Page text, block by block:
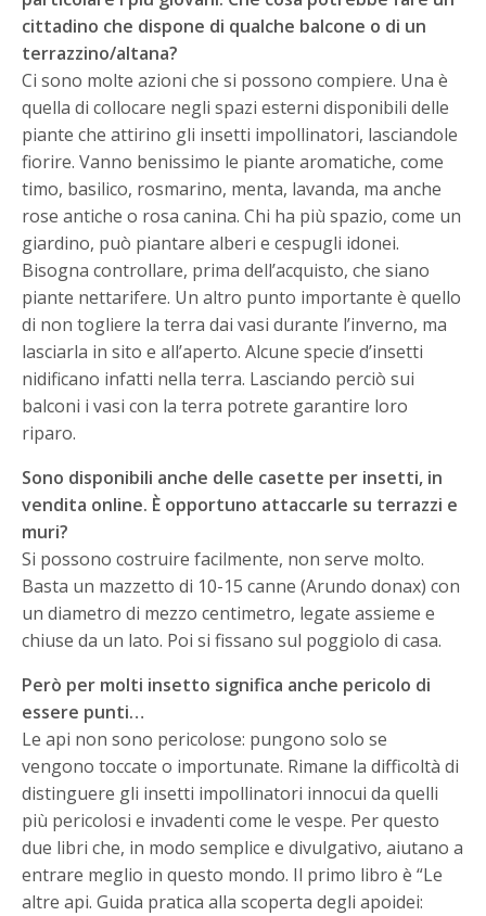
cittadino che dispone di qualche balcone o di un
terrazzino/altana?
Ci sono molte azioni che si possono compiere. Una è
quella di collocare negli spazi esterni disponibili delle
piante che attirino gli insetti impollinatori, lasciandole
fiorire. Vanno benissimo le piante aromatiche, come
timo, basilico, rosmarino, menta, lavanda, ma anche
rose antiche o rosa canina. Chi ha più spazio, come un
giardino, può piantare alberi e cespugli idonei.
Bisogna controllare, prima dell’acquisto, che siano
piante nettarifere. Un altro punto importante è quello
di non togliere la terra dai vasi durante l’inverno, ma
lasciarla in sito e all’aperto. Alcune specie d’insetti
nidificano infatti nella terra. Lasciando perciò sui
balconi i vasi con la terra potrete garantire loro
riparo.
Sono disponibili anche delle casette per insetti, in
vendita online. È opportuno attaccarle su terrazzi e
muri?
Si possono costruire facilmente, non serve molto.
Basta un mazzetto di 10-15 canne (Arundo donax) con
un diametro di mezzo centimetro, legate assieme e
chiuse da un lato. Poi si fissano sul poggiolo di casa.
Però per molti insetto significa anche pericolo di
essere punti…
Le api non sono pericolose: pungono solo se
vengono toccate o importunate. Rimane la difficoltà di
distinguere gli insetti impollinatori innocui da quelli
più pericolosi e invadenti come le vespe. Per questo
due libri che, in modo semplice e divulgativo, aiutano a
entrare meglio in questo mondo. Il primo libro è “Le
altre api. Guida pratica alla scoperta degli apoidei: